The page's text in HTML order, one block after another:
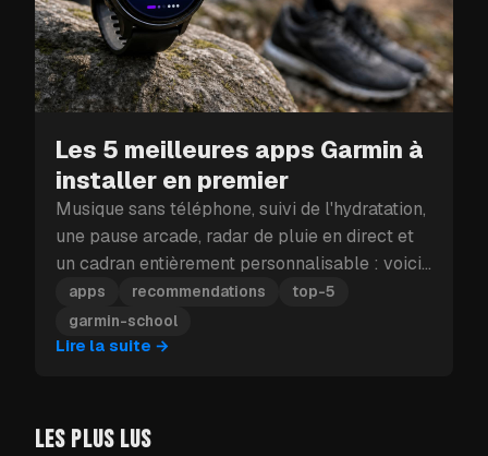
Les 5 meilleures apps Garmin à
installer en premier
Musique sans téléphone, suivi de l'hydratation,
une pause arcade, radar de pluie en direct et
un cadran entièrement personnalisable : voici
les cinq apps Garmin à installer en premier.
apps recommendations
top-5
garmin-school
Lire la suite →
LES PLUS LUS